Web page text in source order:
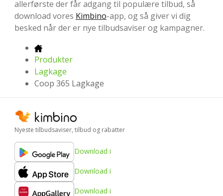
allerførste der får adgang til populære tilbud, så
download vores Kimbino-app, og så giver vi dig
besked når der er nye tilbudsaviser og kampagner.
Produkter
Lagkage
Coop 365 Lagkage
Nyeste tilbudsaviser, tilbud og rabatter
Download i
Download i
Download i